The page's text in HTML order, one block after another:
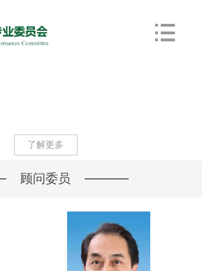
了解更多
顾问委员